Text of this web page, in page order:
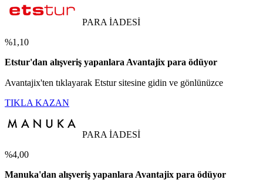
PARA İADESİ
%1,10
Etstur'dan alışveriş yapanlara Avantajix para ödüyor
Avantajix'ten tıklayarak Etstur sitesine gidin ve gönlünüzce
TIKLA KAZAN
PARA İADESİ
%4,00
Manuka'dan alışveriş yapanlara Avantajix para ödüyor